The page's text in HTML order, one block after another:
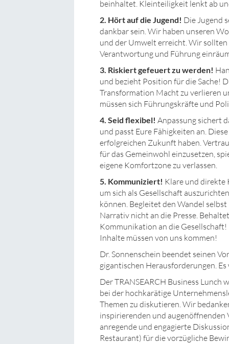
beinhaltet. Kleinteiligkeit lenkt ab
2. Hört auf die Jugend! Die Jugend
dankbar sein. Wir haben unseren
und der Umwelt erreicht. Wir
Verantwortung und Führung
3. Riskiert gefeuert zu werden!
und bezieht Position für die Sache!
Transformation Macht zu verlieren
müssen sich Führungskräfte und
4. Seid flexibel! Anpassung sichert
und passt Eure Fähigkeiten an.
erfolgreichen Zukunft haben.
für das Gemeinwohl einzusetzen,
eigene Komfortzone zu verlassen.
5. Kommuniziert! Klare und direkte
um sich als Gesellschaft
können. Begleitet den Wandel
Narrativ nicht an die Presse.
Kommunikation an die
Inhalte müssen von uns kommen!
Dr. Sonnenschein beendet seinen
gigantischen Herausforderungen.
Der TRANSEARCH Business Lunch
bei der hochkarätige
Themen zu diskutieren. Wir
inspirierenden und augenöffnenden
anregende und engagierte
Restaurant) für die vorzügliche